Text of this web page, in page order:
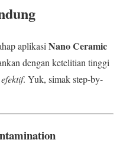
aplikasi Nano Ceramic
dengan ketelitian tinggi
. Yuk, simak step-by-